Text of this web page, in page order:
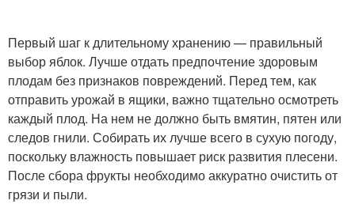
Первый шаг к длительному хранению — правильный
выбор яблок. Лучше отдать предпочтение здоровым
плодам без признаков повреждений. Перед тем, как
отправить урожай в ящики, важно тщательно осмотреть
каждый плод. На нем не должно быть вмятин, пятен или
следов гнили. Собирать их лучше всего в сухую погоду,
поскольку влажность повышает риск развития плесени.
После сбора фрукты необходимо аккуратно очистить от
грязи и пыли.